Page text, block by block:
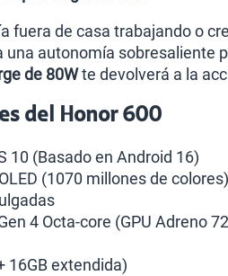
fuera de casa trabajando o
una autonomía sobresaliente
de 80Wte devolverá a la
del Honor 600
10 (Basado en Android 16)
(1070 millones de colores)
4 Octa-core (GPU Adreno
16GB extendida)